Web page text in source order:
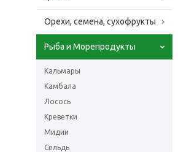
Орехи, семена, сухофрукты
Рыба и Морепродукты
Кальмары
Камбала
Лосось
Креветки
Мидии
Сельдь